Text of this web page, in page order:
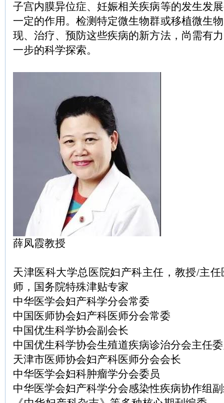
子宫内膜异位症、妊娠相关疾病等的发生发
一定的作用。检测特定微生物群或移植微生
现、治疗、预防这些疾病的新方法，尚需有
一步的科学探索。
薛凤霞教授
天津医科大学总医院妇产科主任，教授/主
师，国务院特殊津贴专家
中华医学会妇产科学分会常委
中国医师协会妇产科医师分会常委
中国优生科学协会副会长
中国优生科学协会生殖道疾病诊治分会主任
天津市医师协会妇产科医师分会会长
中华医学会妇科肿瘤学分会委员
中华医学会妇产科学分会感染性疾病协作组